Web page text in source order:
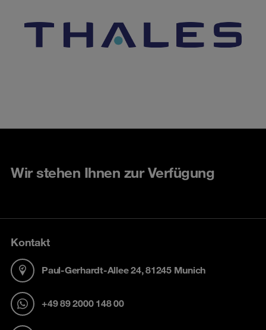
Wir stehen Ihnen zur Verfügung
Kontakt
Paul-Gerhardt-Allee 24, 81245 Munich
+49 89 2000 148 00